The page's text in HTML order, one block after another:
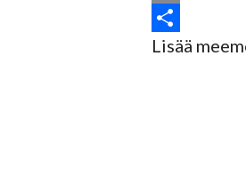
o
k
s
k
t
s
d
d
m
a
C
o
S
Lisää